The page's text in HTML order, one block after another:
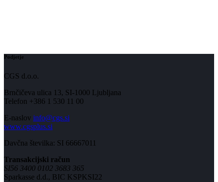
Podjetje
CGS d.o.o.
Brnčičeva ulica 13, SI-1000 Ljubljana
Telefon +386 1 530 11 00
E-naslov info@cgs.si
www.cgsplus.si
Davčna številka: SI 66667011
Transakcijski račun
SI56 3400 0102 3683 365
Sparkasse d.d., BIC KSPKSI22